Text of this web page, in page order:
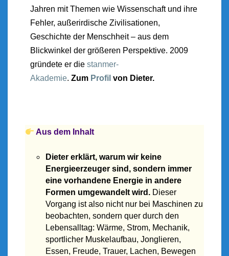
Jahren mit Themen wie Wissenschaft und ihre
Fehler, außerirdische Zivilisationen,
Geschichte der Menschheit – aus dem
Blickwinkel der größeren Perspektive. 2009
gründete er die stanmer-
Akademie. Zum Profil von Dieter.
Aus dem Inhalt
Dieter erklärt, warum wir keine
Energieerzeuger sind, sondern immer
eine vorhandene Energie in andere
Formen umgewandelt wird. Dieser
Vorgang ist also nicht nur bei Maschinen zu
beobachten, sondern quer durch den
Lebensalltag: Wärme, Strom, Mechanik,
sportlicher Muskelaufbau, Jonglieren,
Essen, Freude, Trauer, Lachen, Bewegen